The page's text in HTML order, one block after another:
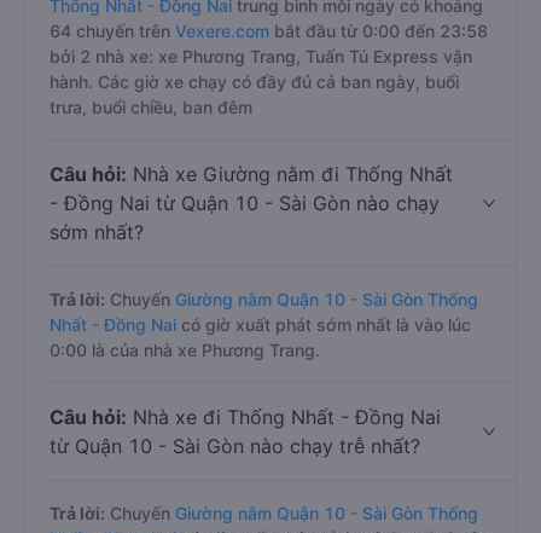
Thống Nhất - Đồng Nai trung bình mỗi ngày có khoảng
64 chuyến trên Vexere.com bắt đầu từ 0:00 đến 23:58
bởi 2 nhà xe: xe Phương Trang, Tuấn Tú Express vận
hành. Các giờ xe chạy có đầy đủ cả ban ngày, buổi
trưa, buổi chiều, ban đêm
Câu hỏi: Nhà xe Giường nằm đi Thống Nhất
- Đồng Nai từ Quận 10 - Sài Gòn nào chạy
sớm nhất?
Trả lời: Chuyến Giường nằm Quận 10 - Sài Gòn Thống
Nhất - Đồng Nai có giờ xuất phát sớm nhất là vào lúc
0:00 là của nhà xe Phương Trang.
Câu hỏi: Nhà xe đi Thống Nhất - Đồng Nai
từ Quận 10 - Sài Gòn nào chạy trễ nhất?
Trả lời: Chuyến Giường nằm Quận 10 - Sài Gòn Thống